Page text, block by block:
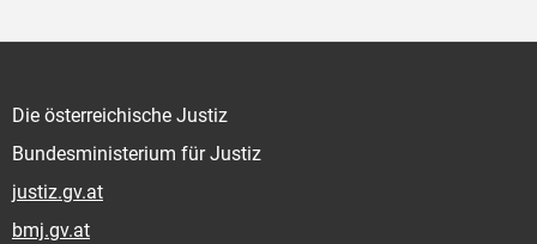
Die österreichische Justiz
Bundesministerium für Justiz
justiz.gv.at
bmj.gv.at